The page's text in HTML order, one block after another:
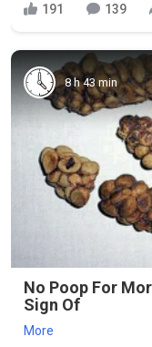
191 139
8 h 43 min
No Poop For
Sign Of
More